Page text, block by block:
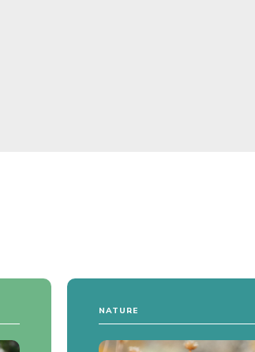
NATURE